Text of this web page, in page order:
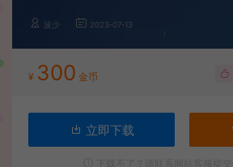
波少 2023-07-13
¥ 300 金币
立即下载